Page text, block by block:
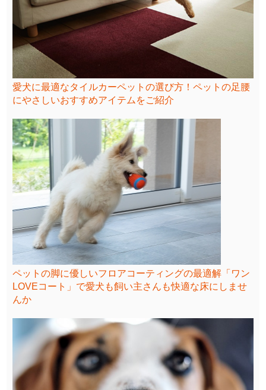
愛犬に最適なタイルカーペットの選び方！ペットの足腰
にやさしいおすすめアイテムをご紹介
ペットの脚に優しいフロアコーティングの最適解「ワン
LOVEコート」で愛犬も飼い主さんも快適な床にしませ
んか